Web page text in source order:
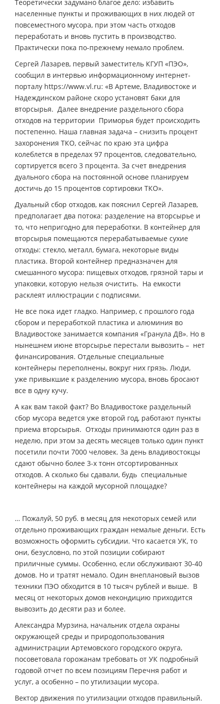
Теоретически задумано благое дело: избавить
населенные пункты и проживающих в них людей от
повсеместного мусора, при этом часть отходов
переработать и вновь пустить в производство.
Практически пока по-прежнему немало проблем.
Сергей Лазарев, первый заместитель КГУП «ПЭО»,
сообщил в интервью информационному интернет-
порталу https://www.vl.ru: «В Артеме, Владивостоке и
Надеждинском районе скоро установят баки для
вторсырья. Далее внедрение раздельного сбора
отходов на территории Приморья будет происходить
постепенно. Наша главная задача – снизить процент
захоронения ТКО, сейчас по краю эта цифра
колеблется в пределах 97 процентов, следовательно,
сортируется всего 3 процента. За счет внедрения
дуального сбора на постоянной основе планируем
достичь до 15 процентов сортировки ТКО».
Дуальный сбор отходов, как пояснил Сергей Лазарев,
предполагает два потока: разделение на вторсырье и
то, что непригодно для переработки. В контейнер для
вторсырья помещаются перерабатываемые сухие
отходы: стекло, металл, бумага, некоторые виды
пластика. Второй контейнер предназначен для
смешанного мусора: пищевых отходов, грязной тары и
упаковки, которую нельзя очистить. На емкости
расклеят иллюстрации с подписями.
Не все пока идет гладко. Например, с прошлого года
сбором и переработкой пластика и алюминия во
Владивостоке занимается компания «Гранула ДВ». Но в
нынешнем июне вторсырье перестали вывозить – нет
финансирования. Отдельные специальные
контейнеры переполнены, вокруг них грязь. Люди,
уже привыкшие к разделению мусора, вновь бросают
все в одну кучу.
А как вам такой факт? Во Владивостоке раздельный
сбор мусора ведется уже второй год, работают пункты
приема вторсырья. Отходы принимаются один раз в
неделю, при этом за десять месяцев только один пункт
посетили почти 7000 человек. За день владивостокцы
сдают обычно более 3-х тонн отсортированных
отходов. А сколько бы сдавали, будь специальные
контейнеры на каждой мусорной площадке?
… Пожалуй, 50 руб. в месяц для некоторых семей или
отдельно проживающих граждан немалые деньги. Есть
возможность оформить субсидии. Что касается УК, то
они, безусловно, по этой позиции собирают
приличные суммы. Особенно, если обслуживают 30-40
домов. Но и тратят немало. Один внеплановый вызов
техники ПЭО обходится в 10 тысяч рублей и выше. В
месяц от некоторых домов некондицию приходится
вывозить до десяти раз и более.
Александра Мурзина, начальник отдела охраны
окружающей среды и природопользования
администрации Артемовского городского округа,
посоветовала горожанам требовать от УК подробный
годовой отчет по всем позициям Перечня работ и
услуг, а особенно – по утилизации мусора.
Вектор движения по утилизации отходов правильный.